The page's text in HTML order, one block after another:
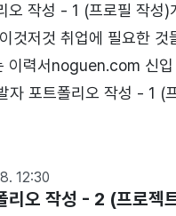
오 작성 - 1 (프로필 작성)
것저것 취업에 필요한
이력서noguen.com 신
자 포트폴리오 작성 - 1 (
폴리오를 작성하게 된 계
12:30
리오 작성 - 2 (프로젝